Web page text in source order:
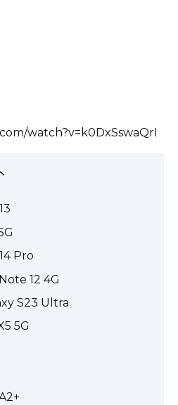
watch?v=k0DxSswaQrI
Pro
12 4G
S23 Ultra
5G